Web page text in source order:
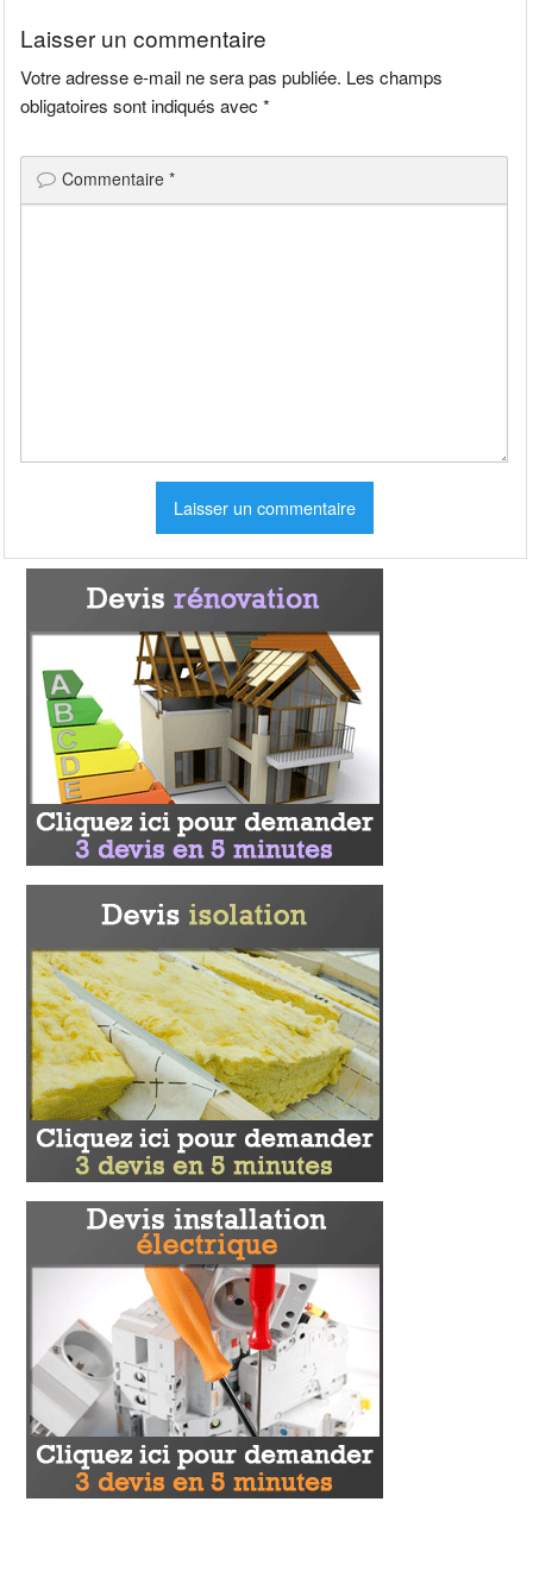
Laisser un commentaire
Votre adresse e-mail ne sera pas publiée. Les champs
obligatoires sont indiqués avec*
Commentaire*